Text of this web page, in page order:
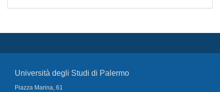
Università degli Studi di Palermo
Piazza Marina, 61